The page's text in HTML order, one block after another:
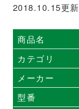
2018.10.15更新
商品名
カテゴリ
メーカー
型番